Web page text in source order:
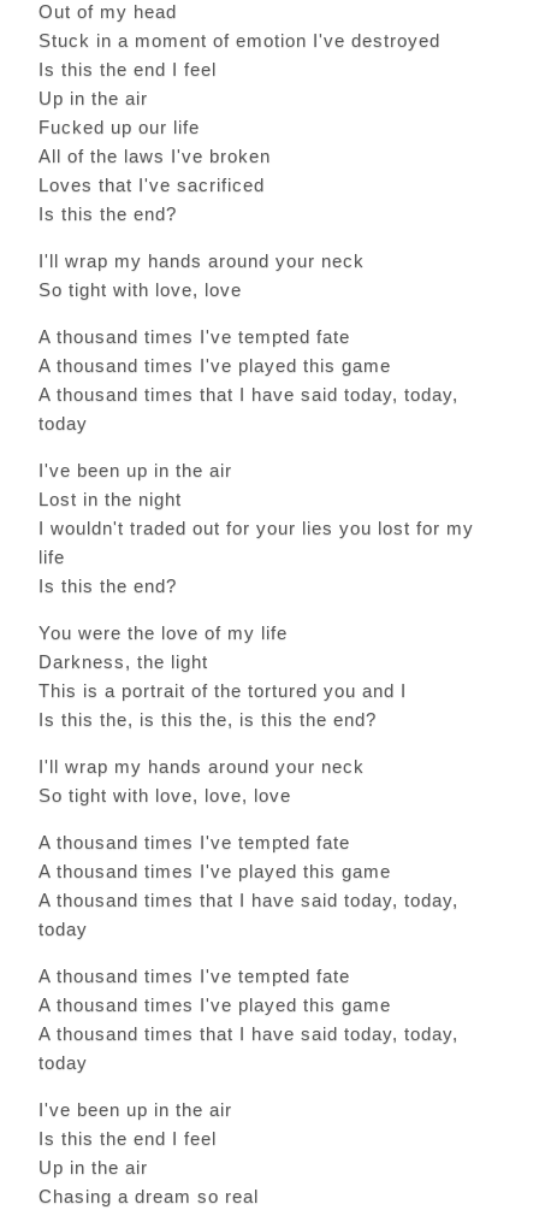
Out of my head
Stuck in a moment of emotion I've destroyed
Is this the end I feel
Up in the air
Fucked up our life
All of the laws I've broken
Loves that I've sacrificed
Is this the end?
I'll wrap my hands around your neck
So tight with love, love
A thousand times I've tempted fate
A thousand times I've played this game
A thousand times that I have said today, today,
today
I've been up in the air
Lost in the night
I wouldn't traded out for your lies you lost for my
life
Is this the end?
You were the love of my life
Darkness, the light
This is a portrait of the tortured you and I
Is this the, is this the, is this the end?
I'll wrap my hands around your neck
So tight with love, love, love
A thousand times I've tempted fate
A thousand times I've played this game
A thousand times that I have said today, today,
today
A thousand times I've tempted fate
A thousand times I've played this game
A thousand times that I have said today, today,
today
I've been up in the air
Is this the end I feel
Up in the air
Chasing a dream so real